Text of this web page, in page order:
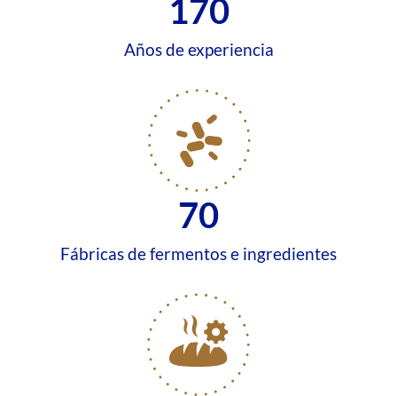
Años de experiencia
170
Fábricas de fermentos e ingredientes
70